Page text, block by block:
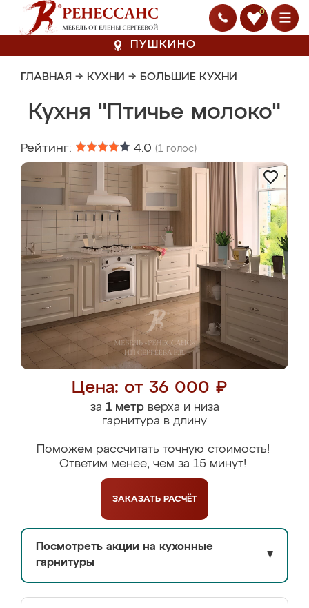
0
ПУШКИНО
ГЛАВНАЯ → КУХНИ → БОЛЬШИЕ КУХНИ
Кухня "Птичье молоко"
Рейтинг: 4.0 (1 голос)
Цена: от 36 000 ₽
за 1 метрверха и низа
гарнитура в длину
Поможем рассчитать точную стоимость!
Ответим менее, чем за 15 минут!
ЗАКАЗАТЬ РАСЧЁТ
Посмотреть акции на кухонные
гарнитуры
▼